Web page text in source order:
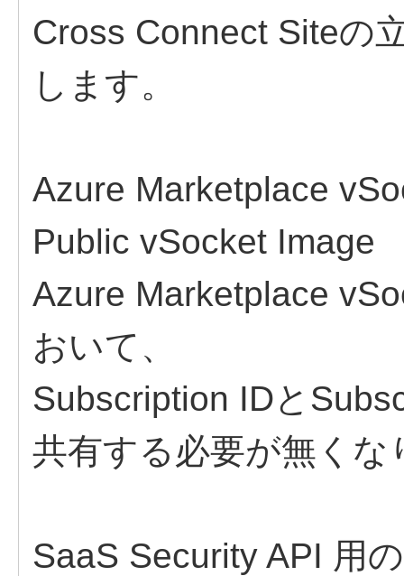
Cross Connect Siteの
します。
Azure Marketplace
Public vSocket Image
Azure Marketplace
おいて、
Subscription IDと
共有する必要が無くな
SaaS Security API 用